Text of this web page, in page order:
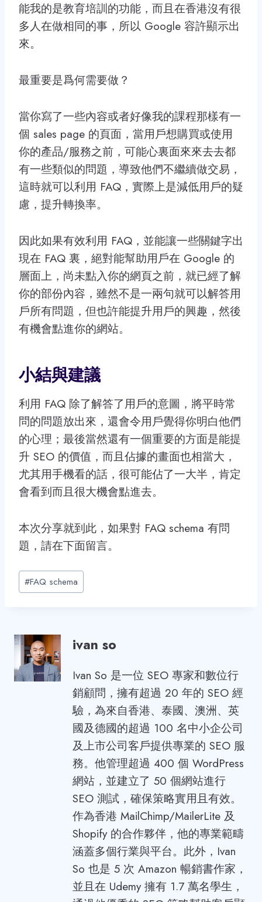
能我的是教育培訓的功能，而且在香港沒有很
多人在做相同的事，所以 Google 容許顯示出
來。
最重要是爲何需要做？
當你寫了一些內容或者好像我的課程那樣有一
個 sales page 的頁面，當用戶想購買或使用
你的產品/服務之前，可能心裏面來來去去都
有一些類似的問題，導致他們不繼續做交易，
這時就可以利用 FAQ，實際上是減低用戶的疑
慮，提升轉換率。
因此如果有效利用 FAQ，並能讓一些關鍵字出
現在 FAQ 裏，絕對能幫助用戶在 Google 的
層面上，尚未點入你的網頁之前，就已經了解
你的部份內容，雖然不是一兩句就可以解答用
戶所有問題，但也許能提升用戶的興趣，然後
有機會點進你的網站。
小結與建議
利用 FAQ 除了解答了用戶的意圖，將平時常
問的問題放出來，還會令用戶覺得你明白他們
的心理；最後當然還有一個重要的方面是能提
升 SEO 的價值，而且佔據的畫面也相當大，
尤其用手機看的話，很可能佔了一大半，肯定
會看到而且很大機會點進去。
本次分享就到此，如果對 FAQ schema 有問
題，請在下面留言。
Post
Tags:
#FAQ schema
ivan so
Ivan So 是一位 SEO 專家和數位行
銷顧問，擁有超過 20 年的 SEO 經
驗，為來自香港、泰國、澳洲、英
國及德國的超過 100 名中小企公司
及上市公司客戶提供專業的 SEO 服
務。他管理超過 400 個 WordPress
網站，並建立了 50 個網站進行
SEO 測試，確保策略實用且有效。
作為香港 MailChimp/MailerLite 及
Shopify 的合作夥伴，他的專業範疇
涵蓋多個行業與平台。此外，Ivan
So 也是 5 次 Amazon 暢銷書作家，
並且在 Udemy 擁有 1.7 萬名學生，